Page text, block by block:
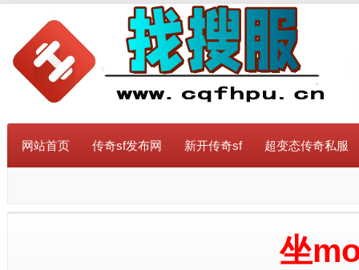
网站首页 传奇sf发布网 新开传奇sf 超变态传奇私服
坐